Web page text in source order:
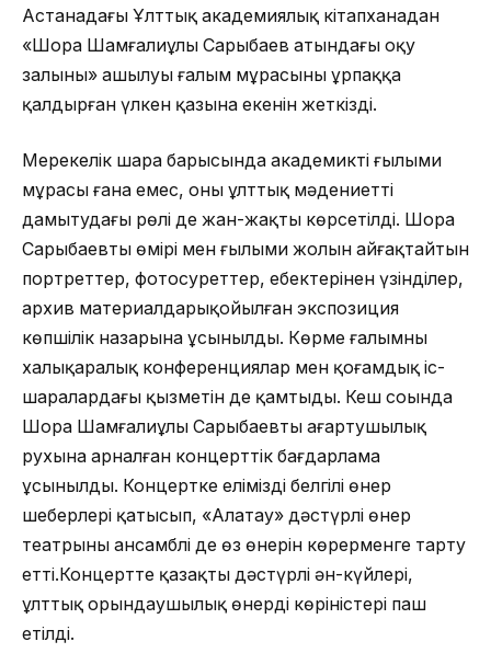
Астанадағы Ұлттық академиялық кітапханадан
«Шора Шамғалиұлы Сарыбаев атындағы оқу
залының» ашылуы ғалым мұрасының ұрпаққа
қалдырған үлкен қазына екенін жеткізді.
Мерекелік шара барысында академиктің ғылыми
мұрасы ғана емес, оның ұлттық мәдениетті
дамытудағы рөлі де жан-жақты көрсетілді. Шора
Сарыбаевтың өмірі мен ғылыми жолын айғақтайтын
портреттер, фотосуреттер, еңбектерінен үзінділер,
архив материалдарықойылған экспозиция
көпшілік назарына ұсынылды. Көрме ғалымның
халықаралық конференциялар мен қоғамдық іс-
шаралардағы қызметін де қамтыды. Кеш соңында
Шора Шамғалиұлы Сарыбаевтың ағартушылық
рухына арналған концерттік бағдарлама
ұсынылды. Концертке еліміздің белгілі өнер
шеберлері қатысып, «Алатау» дәстүрлі өнер
театрының ансамблі де өз өнерін көрерменге тарту
етті. Концертте қазақтың дәстүрлі ән-күйлері,
ұлттық орындаушылық өнердің көріністері паш
етілді.